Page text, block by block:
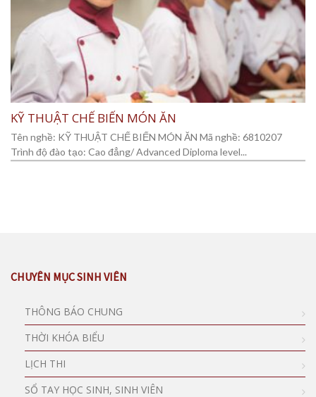
KỸ THUẬT CHẾ BIẾN MÓN ĂN
Tên nghề: KỸ THUẬT CHẾ BIẾN MÓN ĂN Mã nghề: 6810207
Trình độ đào tạo: Cao đẳng/ Advanced Diploma level...
CHUYÊN MỤC SINH VIÊN
THÔNG BÁO CHUNG
THỜI KHÓA BIỂU
LỊCH THI
SỔ TAY HỌC SINH, SINH VIÊN